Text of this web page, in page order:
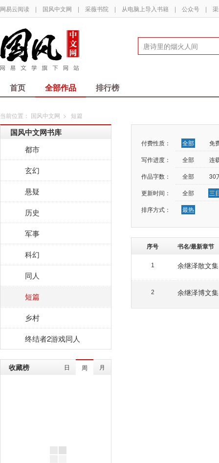
网易云阅读 | 国风中文网 | 采薇书院 | 从电脑上导入书籍 | 公众号 |
首页 全部作品 排行榜
当前位置： 国风中文网 > 短篇
国风中文网书库
都市
玄幻
悬疑
历史
军事
科幻
同人
短篇
乡村
终结者2游戏同人
收藏榜 日 周 月
付费性质： 全部
免
写作进度：
全部
连
作品字数：
全部
30
更新时间：
全部
三
排序方式：
最热
序号 书名/最新章节
1 余继泽散文集
2 余继泽博文集